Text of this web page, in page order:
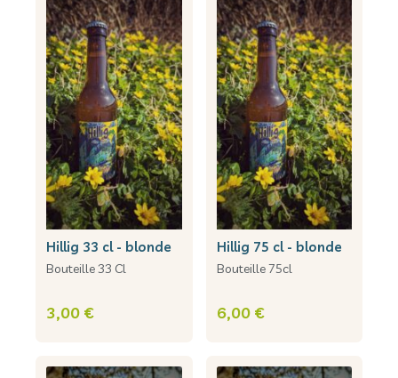
hillig 33 cl - blonde
Bouteille 33 Cl
3,00 €
hillig 75 cl - blonde
Bouteille 75cl
6,00 €